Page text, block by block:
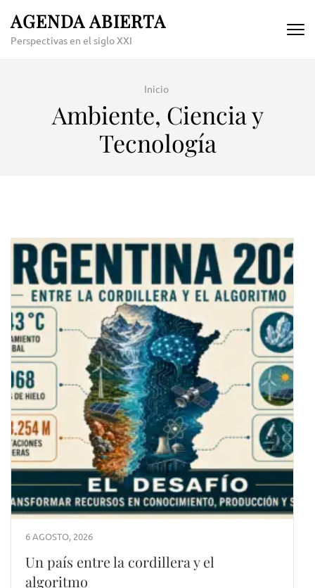
content
AGENDA ABIERTA
Perspectivas en el siglo XXI
Inicio
Ambiente, Ciencia y
Tecnología
6 AGOSTO, 2026
Un país entre la cordillera y el
algoritmo